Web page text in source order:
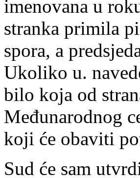
imenovana u
stranka primila
spora, a
Ukoliko u.
bilo koja od
Međunarodnog
koji će obaviti
Sud će sam